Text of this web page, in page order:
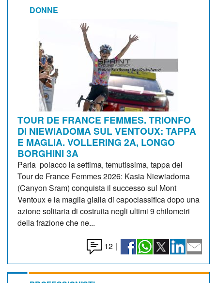
DONNE
TOUR DE FRANCE FEMMES. TRIONFO
DI NIEWIADOMA SUL VENTOUX: TAPPA
E MAGLIA. VOLLERING 2A, LONGO
BORGHINI 3A
Parla polacco la settima, temutissima, tappa del
Tour de France Femmes 2026: Kasia Niewiadoma
(Canyon Sram) conquista il successo sul Mont
Ventoux e la maglia gialla di capoclassifica dopo una
azione solitaria di costruita negli ultimi 9 chilometri
della frazione che ne...
12 |